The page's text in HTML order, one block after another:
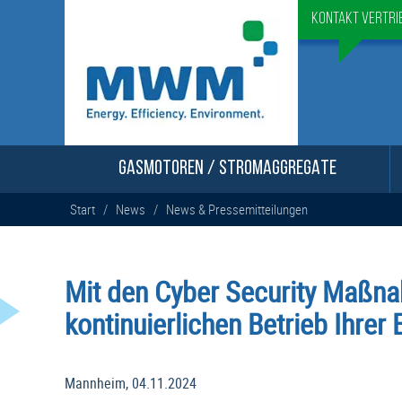
Kontakt
GASMOTOREN / STROMAGGREGATE
Start / News / News & Pressemitteilungen
Mit den Cyber Security
kontinuierlichen Betrieb Ihrer
Mannheim, 04.11.2024